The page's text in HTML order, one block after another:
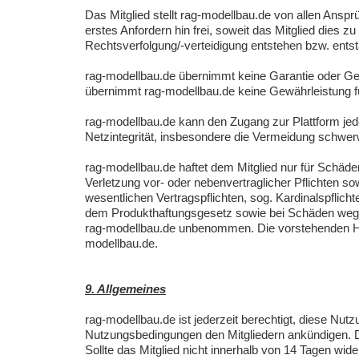
Das Mitglied stellt rag-modellbau.de von allen
erstes Anfordern hin frei, soweit das Mitglied dies
Rechtsverfolgung/-verteidigung entstehen bzw.
rag-modellbau.de übernimmt keine Garantie oder
übernimmt rag-modellbau.de keine
rag-modellbau.de kann den Zugang zur Plattform
Netzintegrität, insbesondere die Vermeidung
rag-modellbau.de haftet dem Mitglied nur für
Verletzung vor- oder nebenvertraglicher Pflichten
wesentlichen Vertragspflichten, sog.
dem Produkthaftungsgesetz sowie bei Schäden
rag-modellbau.de unbenommen. Die vorstehenden
modellbau.de.
9. Allgemeines
rag-modellbau.de ist jederzeit berechtigt, diese
Nutzungsbedingungen den Mitgliedern
Sollte das Mitglied nicht innerhalb von 14 Tagen